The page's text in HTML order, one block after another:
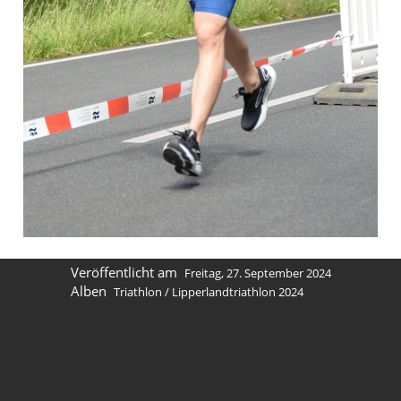
Veröffentlicht am Freitag, 27. September 2024
Alben Triathlon / Lipperlandtriathlon 2024